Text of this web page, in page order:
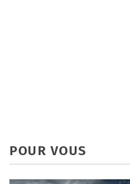
POUR VOUS